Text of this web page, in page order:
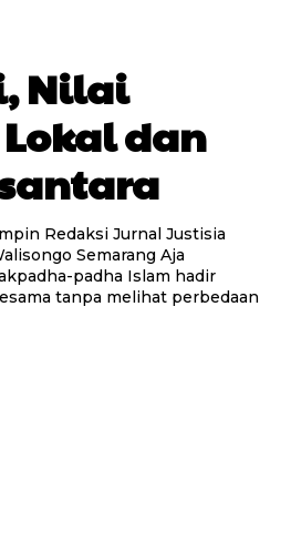
Nilai
dan
Semarang Aja
padha Islam hadir
tanpa melihat perbedaan